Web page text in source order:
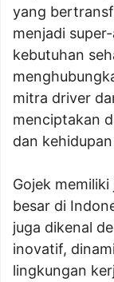
yang
menjadi
kebutuhan
mitra driver
menciptakan
dan
Gojek
besar di
juga dikenal
inovatif,
lingkungan